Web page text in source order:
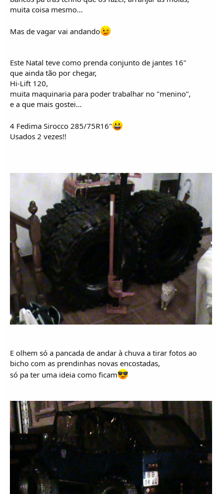
muita coisa mesmo...
Mas de vagar vai andando
Este Natal teve como prenda conjunto de jantes 16"
que ainda tão por chegar,
Hi-Lift 120,
muita maquinaria para poder trabalhar no "menino",
e a que mais gostei...
4 Fedima Sirocco 285/75R16"
Usados 2 vezes!!
E olhem só a pancada de andar à chuva a tirar fotos ao
bicho com as prendinhas novas encostadas,
só pa ter uma ideia como ficam